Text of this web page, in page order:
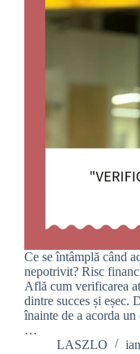
Ce se întâmplă când
nepotrivit? Risc
Află cum verificarea
dintre succes și eșec.
înainte de a acorda
…
LASZLO